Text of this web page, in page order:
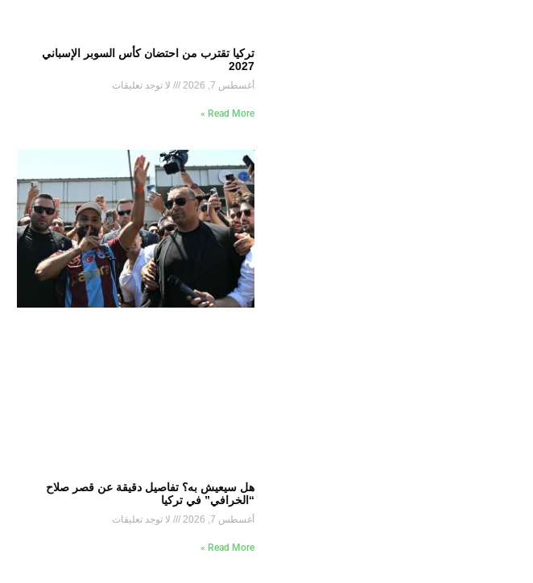
تركيا تقترب من احتضان كأس السوبر الإسباني
2027
أغسطس 7, 2026 لا توجد تعليقات
Read More »
هل سيعيش به؟ تفاصيل دقيقة عن قصر صلاح
“الخرافي” في تركيا
أغسطس 7, 2026 لا توجد تعليقات
Read More »